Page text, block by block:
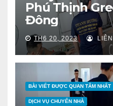
Phú Thịnh
Đông
TH6 20, 2023 LIÊN
BÀI VIẾT ĐƯỢC QUAN TÂM NHẤT
DỊCH VỤ CHUYỂN NHÀ